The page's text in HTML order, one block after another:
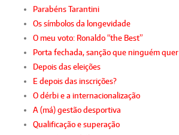
Parabéns Tarantini
Os símbolos da longevidade
O meu voto: Ronaldo “the Best”
Porta fechada, sanção que ninguém quer
Depois das eleições
E depois das inscrições?
O dérbi e a internacionalização
A (má) gestão desportiva
Qualificação e superação